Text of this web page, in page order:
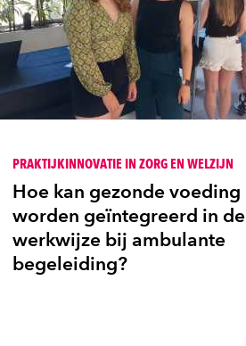
PRAKTIJKINNOVATIE IN ZORG EN WELZIJN
Hoe kan gezonde voeding
worden geïntegreerd in de
werkwijze bij ambulante
begeleiding?